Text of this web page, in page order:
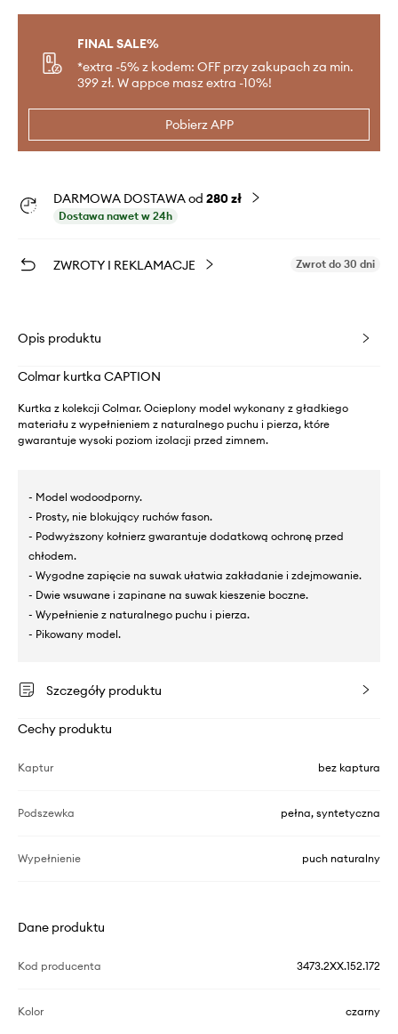
FINAL SALE%
*extra -5% z kodem: OFF przy zakupach za min.
399 zł. W appce masz extra -10%!
Pobierz APP
DARMOWA DOSTAWA od 280 zł
Dostawa nawet w 24h
ZWROTY I REKLAMACJE Zwrot do 30 dni
Opis produktu
Colmar kurtka CAPTION
Kurtka z kolekcji Colmar. Ocieplony model wykonany z gładkiego
materiału z wypełnieniem z naturalnego puchu i pierza, które
gwarantuje wysoki poziom izolacji przed zimnem.
- Model wodoodporny.
- Prosty, nie blokujący ruchów fason.
- Podwyższony kołnierz gwarantuje dodatkową ochronę przed
chłodem.
- Wygodne zapięcie na suwak ułatwia zakładanie i zdejmowanie.
- Dwie wsuwane i zapinane na suwak kieszenie boczne.
- Wypełnienie z naturalnego puchu i pierza.
- Pikowany model.
Szczegóły produktu
Cechy produktu
Kaptur bez kaptura
Podszewka pełna, syntetyczna
Wypełnienie puch naturalny
Dane produktu
Kod producenta 3473.2XX.152.172
Kolor czarny